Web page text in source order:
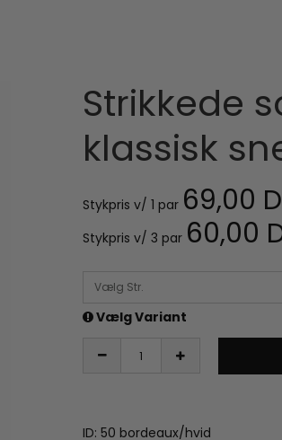
Strikkede
klassisk
Stykpris v/ 1 par 69,00
Stykpris v/ 3 par 60,00
Vælg Str.
Vælg Variant
ID: 50 bordeaux/hvid